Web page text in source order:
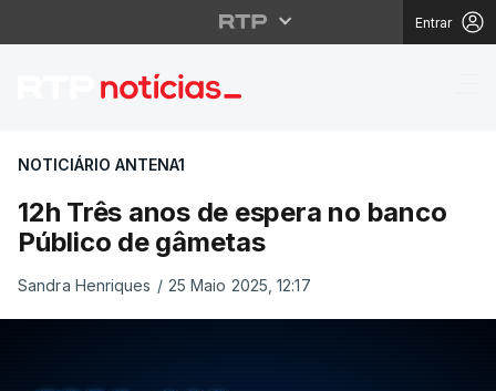
Entrar
12h Três anos de
NOTICIÁRIO ANTENA1
12h Três anos de espera no banco
Público de gâmetas
Sandra Henriques / 25 Maio 2025, 12:17